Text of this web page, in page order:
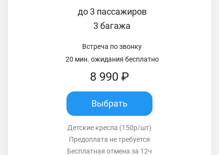
до 3 пассажиров
3 багажа
Встреча по звонку
20 мин. ожидания бесплатно
8 990 ₽
Выбрать
Детские кресла (150р/шт)
Предоплата не требуется
Бесплатная отмена за 12ч